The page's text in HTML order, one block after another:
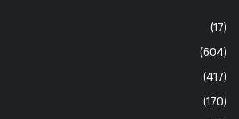
(17)
(604)
(417)
(170)